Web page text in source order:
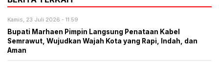
Kamis, 23 Juli 2026 - 11:59
Bupati Marhaen Pimpin Langsung Penataan Kabel
Semrawut, Wujudkan Wajah Kota yang Rapi, Indah, dan
Aman